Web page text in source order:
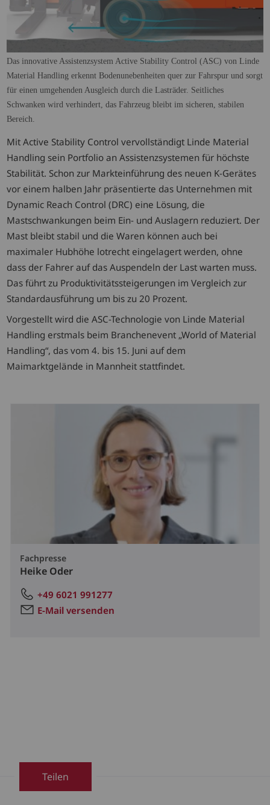
Das innovative Assistenzsystem Active Stability Control (ASC) von Linde
Material Handling erkennt Bodenunebenheiten quer zur Fahrspur und sorgt
für einen umgehenden Ausgleich durch die Lasträder. Seitliches
Schwanken wird verhindert, das Fahrzeug bleibt im sicheren, stabilen
Bereich.
Mit Active Stability Control vervollständigt Linde Material
Handling sein Portfolio an Assistenzsystemen für höchste
Stabilität. Schon zur Markteinführung des neuen K-Gerätes
vor einem halben Jahr präsentierte das Unternehmen mit
Dynamic Reach Control (DRC) eine Lösung, die
Mastschwankungen beim Ein- und Auslagern reduziert. Der
Mast bleibt stabil und die Waren können auch bei
maximaler Hubhöhe lotrecht eingelagert werden, ohne
dass der Fahrer auf das Auspendeln der Last warten muss.
Das führt zu Produktivitätssteigerungen im Vergleich zur
Standardausführung um bis zu 20 Prozent.
Vorgestellt wird die ASC-Technologie von Linde Material
Handling erstmals beim Branchenevent „World of Material
Handling“, das vom 4. bis 15. Juni auf dem
Maimarktgelände in Mannheit stattfindet.
Fachpresse
Heike Oder
+49 6021 991277
E-Mail versenden
Teilen